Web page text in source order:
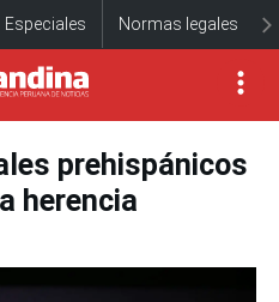
Especiales Normas legales
prehispánicos
herencia